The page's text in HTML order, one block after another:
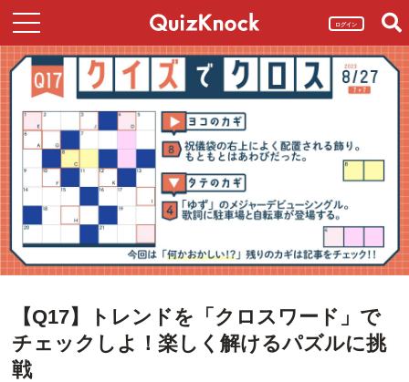
ログイン
【Q17】トレンドを「クロスワード」で
チェックしよ！楽しく解けるパズルに挑
戦